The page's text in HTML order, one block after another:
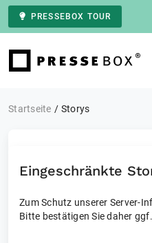
PRESSEBOX TOUR
Zur Startseite
Startseite Storys
Eingeschränkte
Zum Schutz unserer Server-
Bitte bestätigen Sie daher